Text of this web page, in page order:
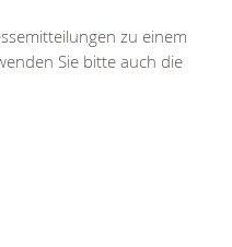
zu einem
Sie bitte auch die